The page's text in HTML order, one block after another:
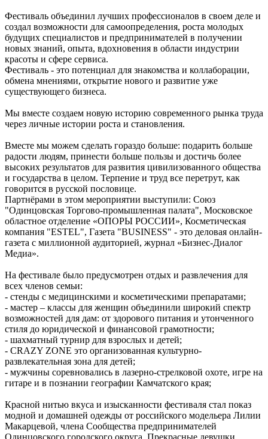
Фестиваль объединил лучших профессионалов в своем деле и
создал возможности для самоопределения, роста молодых
будущих специалистов и предпринимателей в получении
новых знаний, опыта, вдохновения в области индустрии
красоты и сфере сервиса.
Фестиваль - это потенциал для знакомства и коллаборации,
обмена мнениями, открытие нового и развитие уже
существующего бизнеса.
Мы вместе создаем новую историю современного рынка труда
через личные истории роста и становления.
Вместе мы можем сделать гораздо больше: подарить больше
радости людям, принести больше пользы и достичь более
высоких результатов для развития цивилизованного общества
и государства в целом. Терпение и труд все перетрут, как
говорится в русской пословице.
Партнёрами в этом мероприятии выступили: Союз
"Одинцовская Торгово-промышленная палата", Московское
областное отделение «ОПОРЫ РОССИИ», Косметическая
компания "ESTEL", Газета "BUSINESS" - это деловая онлайн-
газета с миллионной аудиторией, журнал «Бизнес-Диалог
Медиа».
На фестивале было предусмотрен отдых и развлечения для
всех членов семьи:
- стенды с медицинскими и косметическими препаратами;
- мастер – классы для женщин объединили широкий спектр
возможностей для дам: от здорового питания и утонченного
стиля до юридической и финансовой грамотности;
- шахматный турнир для взрослых и детей;
- CRAZY ZONE это организованная культурно-
развлекательная зона для детей;
- мужчины соревновались в лазерно-стрелковой охоте, игре на
гитаре и в познании географии Камчатского края;
Красной нитью вкуса и изысканности фестиваля стал показ
модной и домашней одежды от российского модельера Лилии
Макарцевой, члена Сообщества предпринимателей
Одинцовского городского округа. Прекрасные девушки,